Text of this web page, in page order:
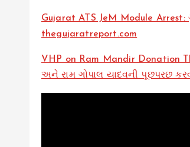
Gujarat ATS JeM Module
thegujaratreport.com
VHP on Ram Mandir Donation
અને રામ ગોપાલ યાદવની પૂછપરછ